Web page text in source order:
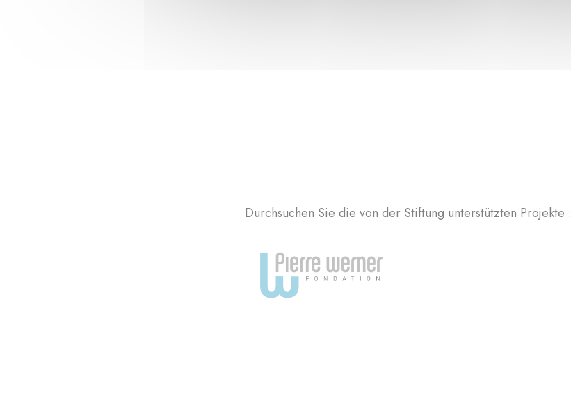
Durchsuchen Sie die von der Stiftung unterstützten Projekte :